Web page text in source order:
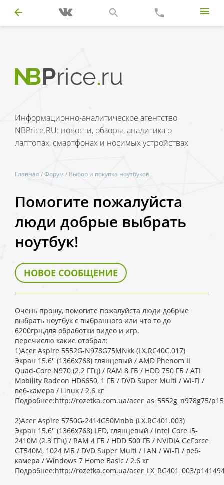
Информационно-аналитическое агентство
NBPrice.RU: новости, обзоры, аналитика о
лаптопах, смартфонах и носимых устройствах
Главная /Форум / Выбор и покупка ноутбуков
Помогите пожалуйста
люди добрые выбрать
ноутбук!
НОВОЕ СООБЩЕНИЕ
Очень прошу, помогите пожалуйста люди добрые
выбрать ноутбук с выбранного или что то до
6200грн,для обработки видео и игр.
перечислю какие отобрал:
1)Acer Aspire 5552G-N978G75MNkk (LX.RC40C.017)
Экран 15.6'' (1366x768) глянцевый / AMD Phenom II
Quad-Core N970 (2.2 ГГц) / RAM 8 ГБ / HDD 750 ГБ / ATI
Mobility Radeon HD6650, 1 ГБ / DVD Super Multi / Wi-Fi /
веб-камера / Linux / 2.6 кг
Подробнее:http://rozetka.com.ua/acer_as_5552g_n978g75/
2)Acer Aspire 5750G-2414G50Mnbb (LX.RG401.003)
Экран 15.6'' (1366x768) LED, глянцевый / Intel Core i5-
2410M (2.3 ГГц) / RAM 4 ГБ / HDD 500 ГБ / NVIDIA GeForce
GT540M, 1024 МБ / DVD Super Multi / LAN / Wi-Fi / веб-
камера / Windows 7 Home Basic / 2.6 кг
Подробнее:http://rozetka.com.ua/acer_LX_RG401_003/